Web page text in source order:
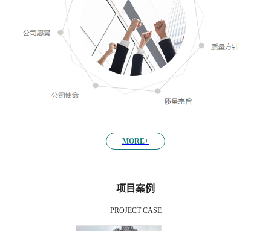
MORE+
项目案例
PROJECT CASE